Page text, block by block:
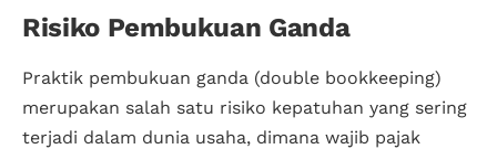
Risiko Pembukuan Ganda
Praktik pembukuan ganda (double bookkeeping)
merupakan salah satu risiko kepatuhan yang sering
terjadi dalam dunia usaha, dimana wajib pajak